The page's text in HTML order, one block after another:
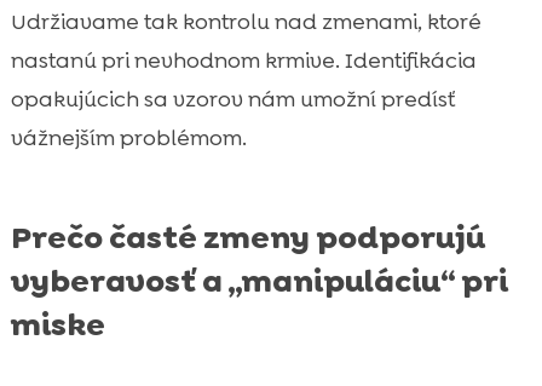
Udržiavame tak kontrolu nad zmenami, ktoré
nastanú pri nevhodnom krmive. Identifikácia
opakujúcich sa vzorov nám umožní predísť
vážnejším problémom.
Prečo časté zmeny podporujú
vyberavosť a „manipuláciu“ pri
miske